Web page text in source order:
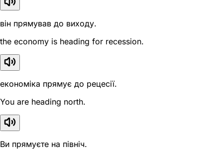
він прямував до виходу.
the economy is heading for recession.
економіка прямує до рецесії.
You are heading north.
Ви прямуєте на північ.